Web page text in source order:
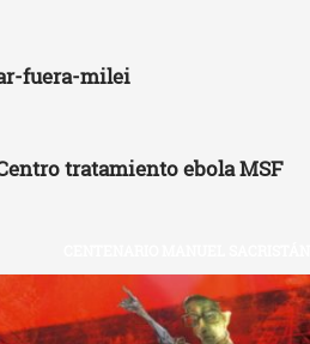
fuera-milei
tratamiento ebola MSF